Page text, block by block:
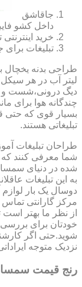
جاقاشق
داخل کشو
خرید اینترنتی
تبلیغات
طراحی بدنه یخچال
لیتر آب در هر
چندگانه هوا برای
بسیار قوی که حتی
تبلیغاتی هستند.
طراحان تبلیغات
شما معرفی کنند که
شده در دنیای
به این تبلیغات
دوسال یک بار لوازم
مرکز گارانتی تماس
از نظر ما بهتر است
خودتان برای
شوید.حتی اگر
نزدیک متوجه
رنج قیمت